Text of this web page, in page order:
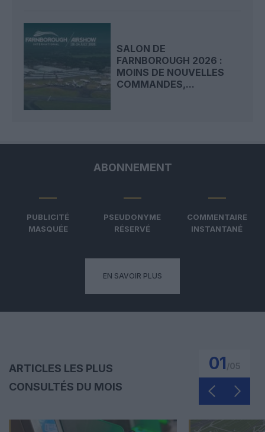
SALON DE
FARNBOROUGH 2026 :
MOINS DE NOUVELLES
COMMANDES,...
ABONNEMENT
PUBLICITÉ
MASQUÉE
PSEUDONYME
RÉSERVÉ
COMMENTAIRE
INSTANTANÉ
EN SAVOIR PLUS
ARTICLES LES PLUS
CONSULTÉS DU MOIS
01